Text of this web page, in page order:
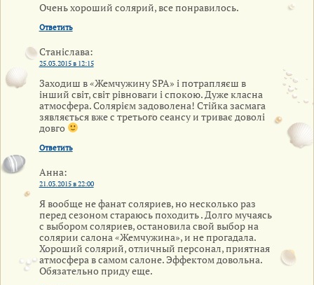
Очень хороший солярий, все понравилось.
Ответить
Станіслава:
25.03.2015 в 12:15
Заходиш в «Жемчужину SPA» і потрапляєш в
інший світ, світ рівноваги і спокою. Дуже класна
атмосфера. Солярієм задоволена! Стійка засмага
зявляється вже с третього сеансу и триває доволі
довго
Ответить
Анна:
21.03.2015 в 22:00
Я вообще не фанат соляриев, но несколько раз
перед сезоном стараюсь походить . Долго мучаясь
с выбором соляриев, остановила свой выбор на
солярии салона «Жемчужина», и не прогадала.
Хороший солярий, отличный персонал, приятная
атмосфера в самом салоне. Эффектом довольна.
Обязательно приду еще.